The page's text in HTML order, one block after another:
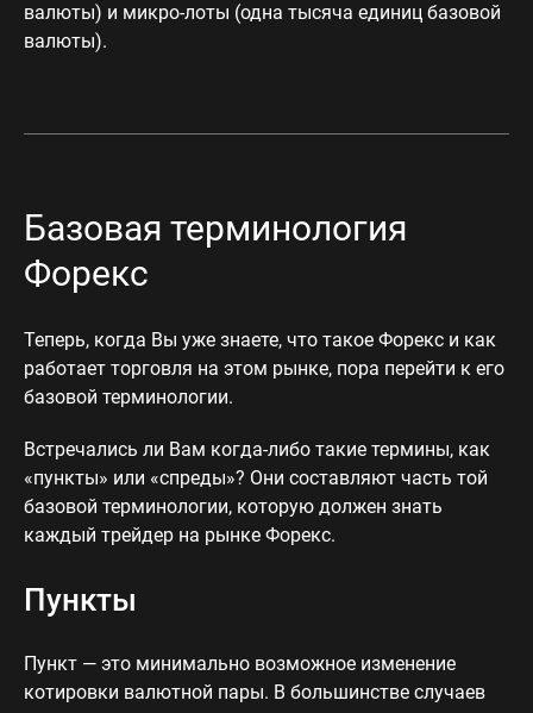
валюты) и микро-лоты (одна тысяча единиц базовой
валюты).
Базовая терминология
Форекс
Теперь, когда Вы уже знаете, что такое Форекс и как
работает торговля на этом рынке, пора перейти к его
базовой терминологии.
Встречались ли Вам когда-либо такие термины, как
«пункты» или «спреды»? Они составляют часть той
базовой терминологии, которую должен знать
каждый трейдер на рынке Форекс.
Пункты
Пункт — это минимально возможное изменение
котировки валютной пары. В большинстве случаев